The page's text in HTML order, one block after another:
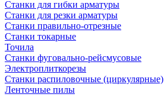
Станки для гибки арматуры
Станки для резки арматуры
Станки правильно-отрезные
Станки токарные
Точила
Станки фуговально-рейсмусовые
Электроплиткорезы
Станки распиловочные (циркулярные)
Ленточные пилы